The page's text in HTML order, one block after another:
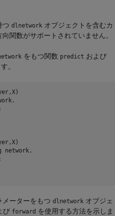
つ dlnetwork オブジェクトを含むカ
関数がサポートされていません。
をもつ関数 predict および
。
network.
メーターをもつ dlnetwork オブジェ
び forward を使用する方法を示しま